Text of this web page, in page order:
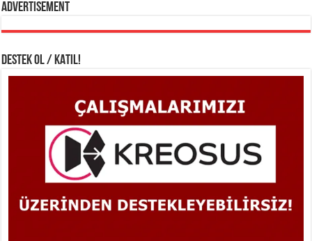
Advertisement
DESTEK OL / KATIL!